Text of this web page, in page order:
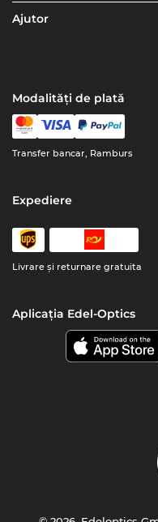
Ajutor
Modalități de plată
Transfer bancar, Ramburs
Expediere
Livrare şi returnare gratuita
Aplicația Edel-Optics